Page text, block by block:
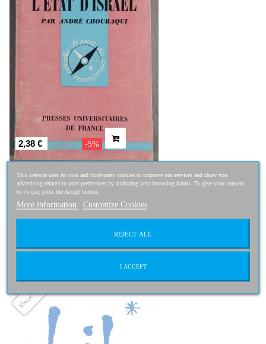
2,38 € 2,50 € -5%
Institutions politiques et droit...
This website uses its own and third-party cookies to improve our services and show you
advertising related to your preferences by analyzing your browsing habits. To give your consent
to its use, press the Accept button.
More information Customize Cookies
REJECT ALL
I ACCEPT